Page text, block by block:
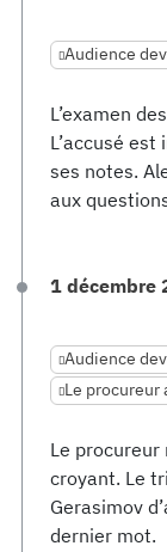
Audience
L’examen
L’accusé
ses notes.
aux
1 décembre
Audience
Le procureur
Le
croyant. Le
Gerasimov
dernier mot.